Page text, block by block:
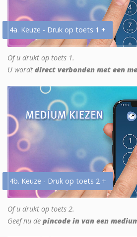
4a. Keuze - Druk op toets 1 +
Of u drukt op toets 1.
U wordt direct verbonden met een
4b. Keuze - Druk op toets 2 +
Of u drukt op toets 2.
Geef nu de pincode in van een